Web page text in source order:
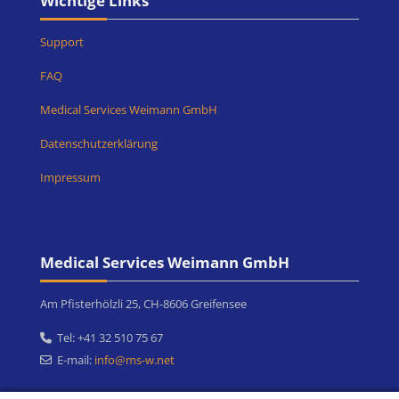
Support
FAQ
Medical Services Weimann GmbH
Datenschutzerklärung
Impressum
Blöcke
Medical Services Weimann GmbH
Am Pfisterhölzli 25, CH-8606 Greifensee
Tel: +41 32 510 75 67
E-mail: info@ms-w.net